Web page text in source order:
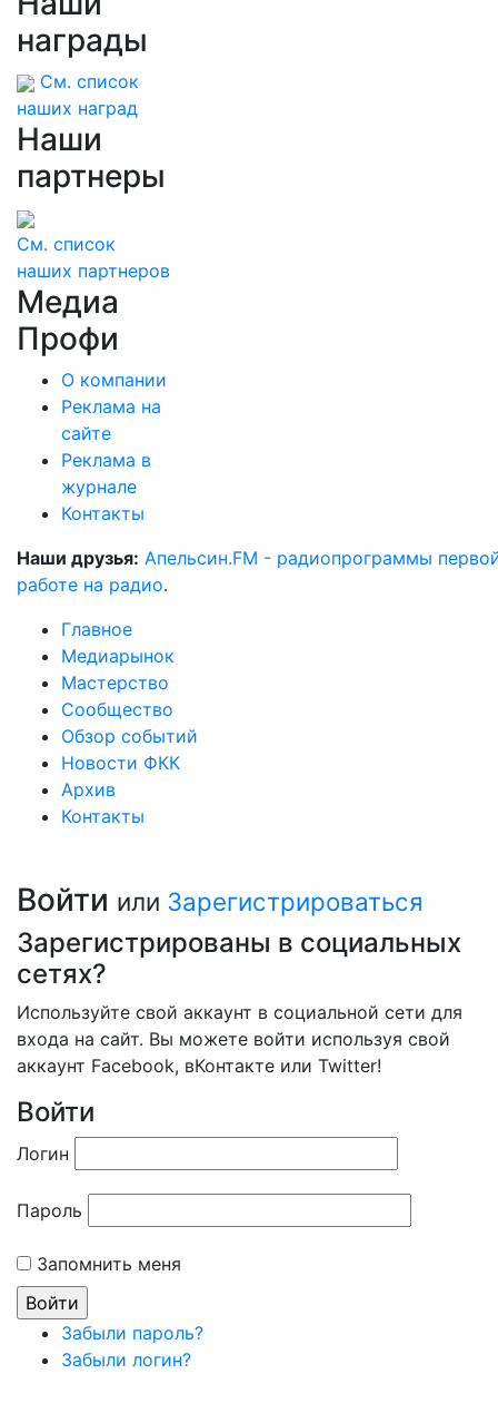
награды
См. список
наших наград
Наши
партнеры
См. список
наших партнеров
Медиа
Профи
О компании
Реклама на
сайте
Реклама в
журнале
Контакты
Наши друзья: Апельсин.FM - радиопрограммы
работе на радио.
Главное
Медиарынок
Мастерство
Сообщество
Обзор событий
Новости ФКК
Архив
Контакты
Войти или Зарегистрироваться
Зарегистрированы в социальных
сетях?
Используйте свой аккаунт в социальной сети для
входа на сайт. Вы можете войти используя свой
аккаунт Facebook, вКонтакте или Twitter!
Войти
Логин
Пароль
Запомнить меня
Забыли пароль?
Забыли логин?